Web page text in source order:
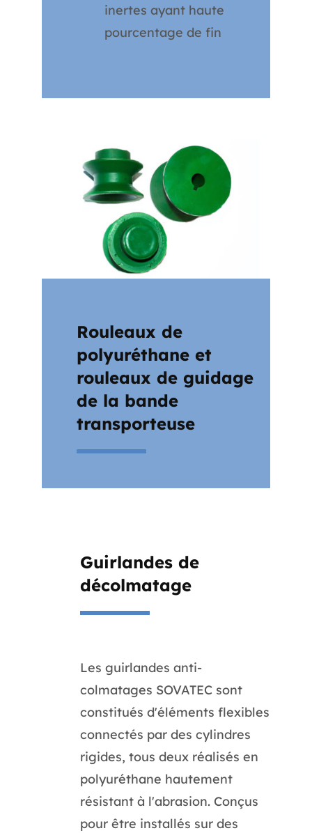
inertes ayant haute
pourcentage de fin
Rouleaux de
polyuréthane et
rouleaux de guidage
de la bande
transporteuse
Guirlandes de
décolmatage
Les guirlandes anti-
colmatages SOVATEC sont
constitués d'éléments flexibles
connectés par des cylindres
rigides, tous deux réalisés en
polyuréthane hautement
résistant à l'abrasion. Conçus
pour être installés sur des